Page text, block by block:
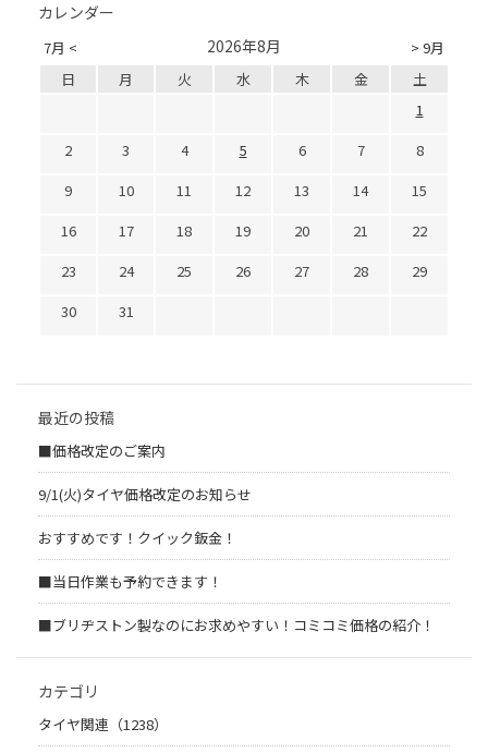
カレンダー
7月 < > 9月
2026年8月
日 月 火 水 木 金
土
1
2
3 4 5 6 7
8
9
10 11 12 13 14
15
16
17 18 19 20 21
22
23
24 25 26 27 28
29
30
31
最近の投稿
■価格改定のご案内
9/1(火)タイヤ価格改定のお知らせ
おすすめです！クイック鈑金！
■当日作業も予約できます！
■ブリヂストン製なのにお求めやすい！コミコミ価格の紹介！
カテゴリ
タイヤ関連（1238）